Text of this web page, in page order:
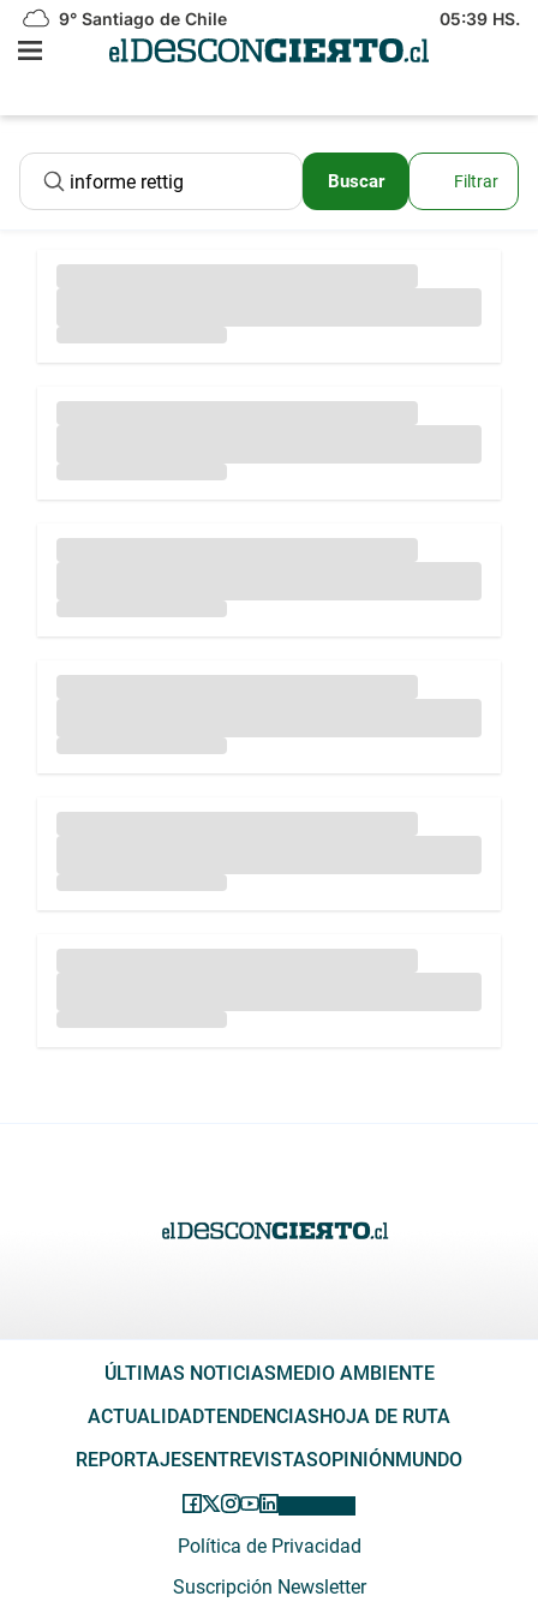
9° Santiago de Chile 05:39 HS.
Buscar Filtrar
ÚLTIMAS NOTICIASMEDIO AMBIENTE
ACTUALIDADTENDENCIASHOJA DE RUTA
REPORTAJESENTREVISTASOPINIÓNMUNDO
Política de Privacidad
Suscripción Newsletter